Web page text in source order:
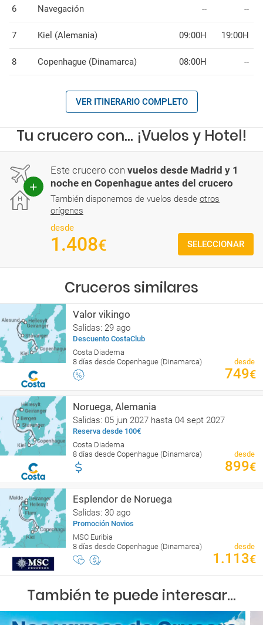
6 Navegación -- --
7 Kiel (Alemania) 09:00H 19:00H
8 Copenhague (Dinamarca) 08:00H --
VER ITINERARIO COMPLETO
Tu crucero con... ¡Vuelos y Hotel!
Este crucero con vuelos desde Madrid y 1
noche en Copenhague antes del crucero
También disponemos de vuelos desde otros
orígenes
desde
1.408€ SELECCIONAR
Cruceros similares
Valor vikingo
Salidas: 29 ago
Descuento CostaClub
Costa Diadema
8 días desde Copenhague (Dinamarca)
desde
749€
Noruega, Alemania
Salidas: 05 jun 2027 hasta 04 sept 2027
Reserva desde 100€
Costa Diadema
8 días desde Copenhague (Dinamarca)
desde
899€
Esplendor de Noruega
Salidas: 30 ago
Promoción Novios
MSC Euribia
8 días desde Copenhague (Dinamarca)
desde
1.113€
También te puede interesar...